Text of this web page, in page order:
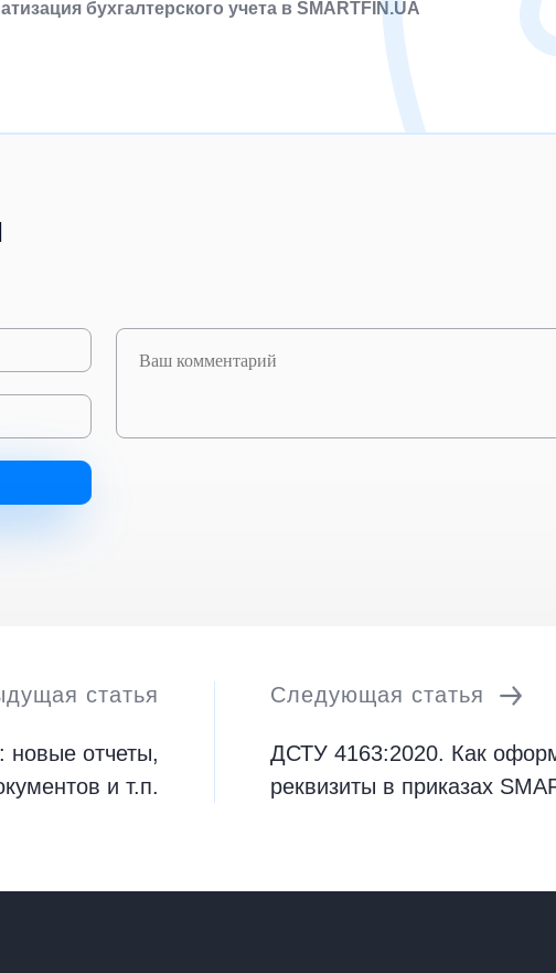
бухгалтерского учета в SMARTFIN.UA
статья
новые отчеты,
и т.п.
Следующая статья
ДСТУ 4163:2020. Как
реквизиты в приказах